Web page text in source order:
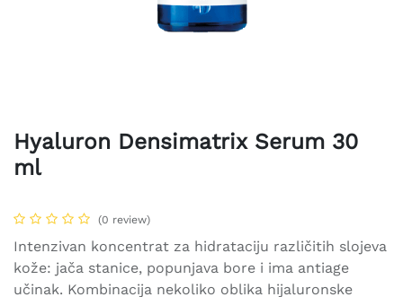
Hyaluron Densimatrix Serum 30
ml
(0 review)
Intenzivan koncentrat za hidrataciju različitih slojeva
kože: jača stanice, popunjava bore i ima antiage
učinak. Kombinacija nekoliko oblika hijaluronske